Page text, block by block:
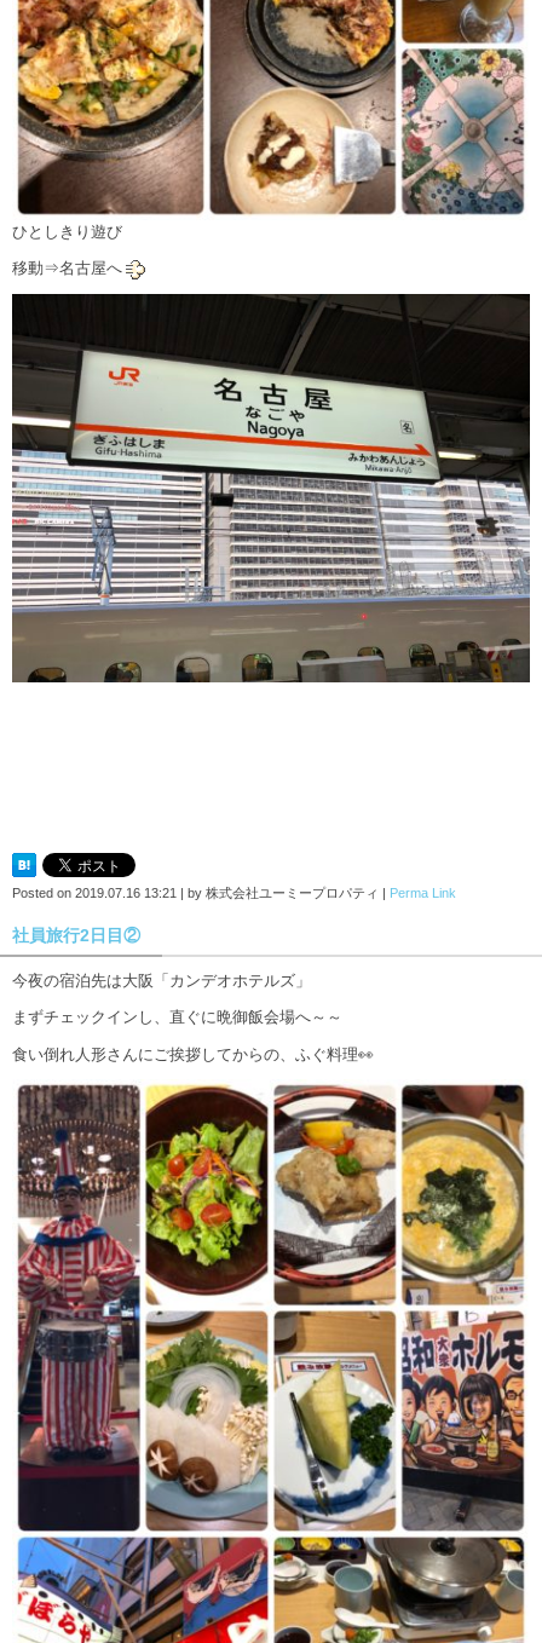
ひとしきり遊び
移動⇒名古屋へ
Posted on 2019.07.16 13:21 | by 株式会社ユーミープロパティ | Perma Link
社員旅行2日目②
今夜の宿泊先は大阪「カンデオホテルズ」
まずチェックインし、直ぐに晩御飯会場へ～～
食い倒れ人形さんにご挨拶してからの、ふぐ料理👀